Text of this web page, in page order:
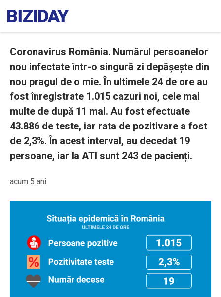
Coronavirus România. Numărul persoanelor
nou infectate într-o singură zi depășește din
nou pragul de o mie. În ultimele 24 de ore au
fost înregistrate 1.015 cazuri noi, cele mai
multe de după 11 mai. Au fost efectuate
43.886 de teste, iar rata de pozitivare a fost
de 2,3%. În acest interval, au decedat 19
persoane, iar la ATI sunt 243 de pacienți.
acum 5 ani